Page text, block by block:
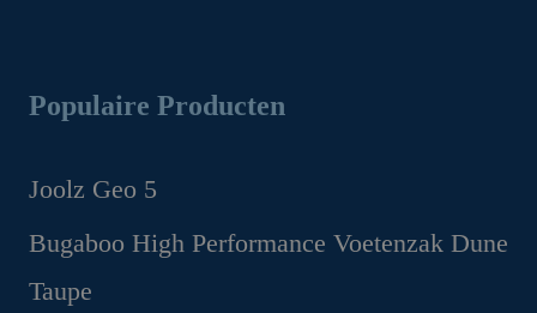
Populaire Producten
Joolz Geo 5
Oorspronkelijke
prijs
was:
Huidige
prijs
is:
Bugaboo High Performance Voetenzak Dune
Taupe